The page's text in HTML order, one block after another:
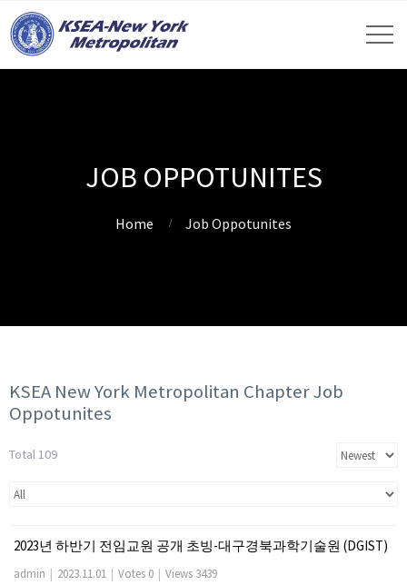
JOB OPPOTUNITES
Home Job Oppotunites
KSEA New York Metropolitan Chapter Job
Oppotunites
Total 109
2023년 하반기 전임교원 공개 초빙-대구경북과학기술원 (DGIST)
admin | 2023.11.01 | Votes 0 | Views 3439